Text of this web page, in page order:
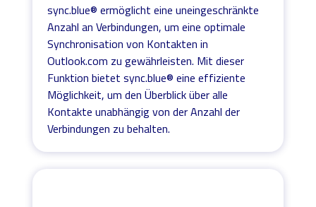
sync.blue® ermöglicht eine uneingeschränkte
Anzahl an Verbindungen, um eine optimale
Synchronisation von Kontakten in
Outlook.com zu gewährleisten. Mit dieser
Funktion bietet sync.blue® eine effiziente
Möglichkeit, um den Überblick über alle
Kontakte unabhängig von der Anzahl der
Verbindungen zu behalten.